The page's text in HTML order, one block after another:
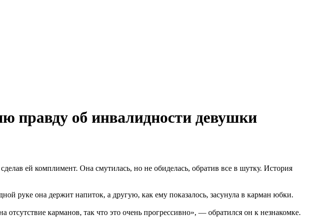
правду об инвалидности девушки
ей комплимент. Она смутилась, но не обиделась, обратив все в шутку. История
руке она держит напиток, а другую, как ему показалось, засунула в карман юбки.
карманов, так что это очень прогрессивно», — обратился он к незнакомке.